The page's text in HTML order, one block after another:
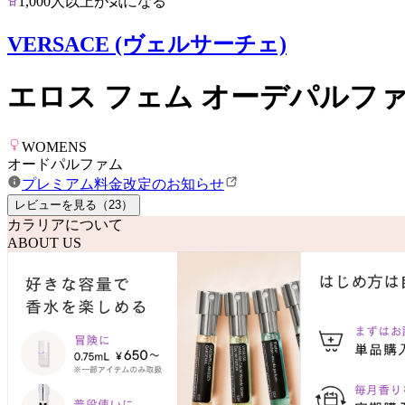
VERSACE (ヴェルサーチェ)
エロス フェム オーデパルフ
WOMENS
オードパルファム
プレミアム料金改定のお知らせ
レビューを見る（ 23）
カラリアについて
ABOUT US